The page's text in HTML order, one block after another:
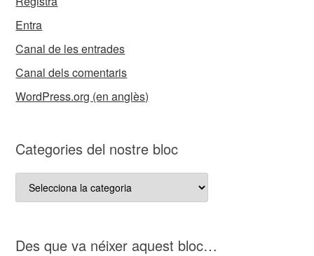
Entra
Canal de les entrades
Canal dels comentaris
WordPress.org (en anglès)
Categories del nostre bloc
Categories
del
D es que va néixer aquest bloc…